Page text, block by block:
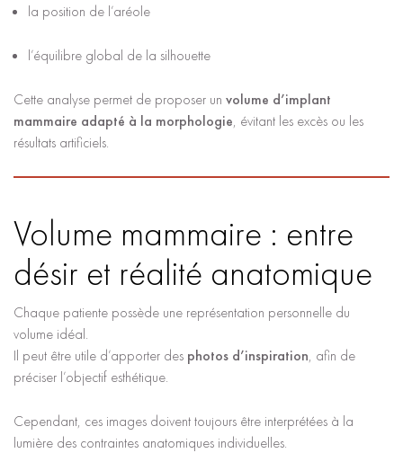
la position de l’aréole
l’équilibre global de la silhouette
Cette analyse permet de proposer un volume d’implant
mammaire adapté à la morphologie, évitant les excès ou les
résultats artificiels.
Volume mammaire : entre
désir et réalité anatomique
Chaque patiente possède une représentation personnelle du
volume idéal.
Il peut être utile d’apporter des photos d’inspiration, afin de
préciser l’objectif esthétique.
Cependant, ces images doivent toujours être interprétées à la
lumière des contraintes anatomiques individuelles.